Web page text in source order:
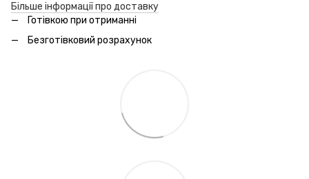
Більше інформації про доставку
Готівкою при отриманні
Безготівковий розрахунок